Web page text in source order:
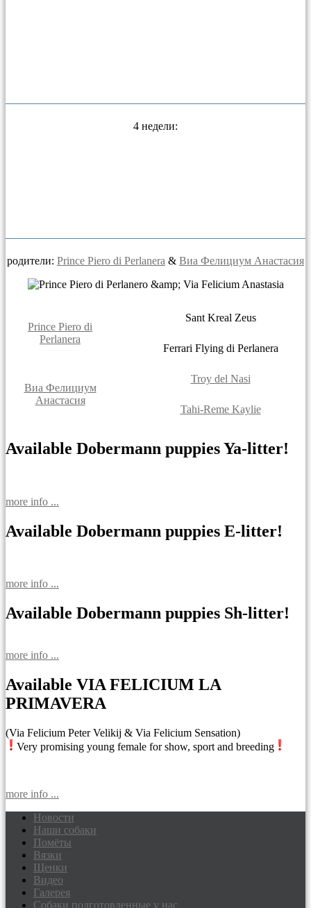
4 недели:
родители: Prince Piero di Perlanera & Виа Фелициум Анастасия
Prince Piero di
Perlanera
Sant Kreal Zeus
Ferrari Flying di Perlanera
Виа Фелициум
Анастасия
Troy del Nasi
Tahi-Reme Kaylie
Available Dobermann puppies Ya-litter!
more info ...
Available Dobermann puppies E-litter!
more info ...
Available Dobermann puppies Sh-litter!
more info ...
Available VIA FELICIUM LA
PRIMAVERA
(Via Felicium Peter Velikij & Via Felicium Sensation)
Very promising young female for show, sport and breeding
more info ...
Доберманы питомник Via Felicium,
щенки добермана
Новости
Наши собаки
Помёты
Вязки
Щенки
Видео
Галерея
Собаки подготовленные у нас